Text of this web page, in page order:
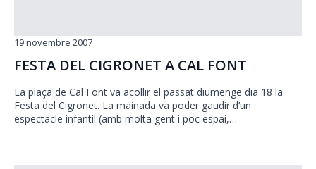
FESTA DEL CIGRONET A CAL FONT
19 novembre 2007
La plaça de Cal Font va acollir el passat diumenge dia 18 la
Festa del Cigronet. La mainada va poder gaudir d’un
espectacle infantil (amb molta gent i poc espai,…